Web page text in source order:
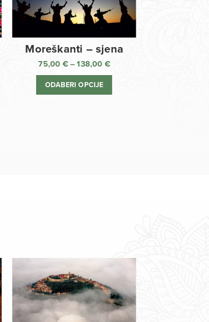
Moreškanti – sjena
75,00 € – 138,00 €Raspon
cijena:
ODABERI OPCIJE